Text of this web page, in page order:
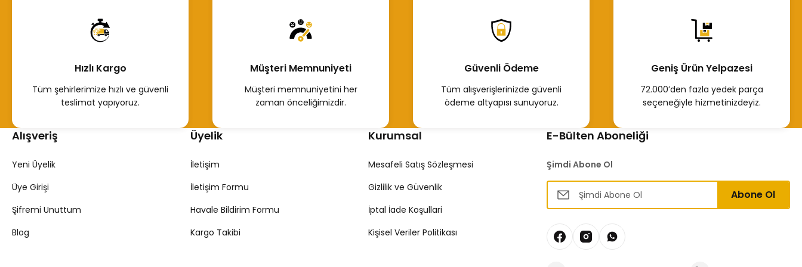
Hemen İncele
Hızlı Kargo
Tüm şehirlerimize hızlı ve güvenli
teslimat yapıyoruz.
Müşteri Memnuniyeti
Müşteri memnuniyetini her
zaman önceliğimizdir.
Güvenli Ödeme
Tüm alışverişlerinizde güvenli
ödeme altyapısı sunuyoruz.
Geniş Ürün Yelpazesi
72.000’den fazla yedek parça
seçeneğiyle hizmetinizdeyiz.
Alışveriş
Yeni Üyelik
Üye Girişi
Şifremi Unuttum
Blog
Üyelik
İletişim
İletişim Formu
Havale Bildirim Formu
Kargo Takibi
Kurumsal
Mesafeli Satış Sözleşmesi
Gizlilik ve Güvenlik
İptal İade Koşullari
Kişisel Veriler Politikası
E-Bülten Aboneliği
Şimdi Abone Ol
Abone Ol